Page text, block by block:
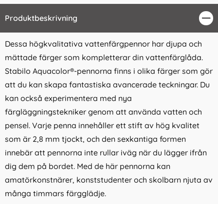
Produktbeskrivning
Dessa högkvalitativa vattenfärgpennor har djupa och
mättade färger som kompletterar din vattenfärglåda.
Stabilo Aquacolor®-pennorna finns i olika färger som gör
att du kan skapa fantastiska avancerade teckningar. Du
kan också experimentera med nya
färgläggningstekniker genom att använda vatten och
pensel. Varje penna innehåller ett stift av hög kvalitet
som är 2,8 mm tjockt, och den sexkantiga formen
innebär att pennorna inte rullar iväg när du lägger ifrån
dig dem på bordet. Med de här pennorna kan
amatörkonstnärer, konststudenter och skolbarn njuta av
många timmars färgglädje.